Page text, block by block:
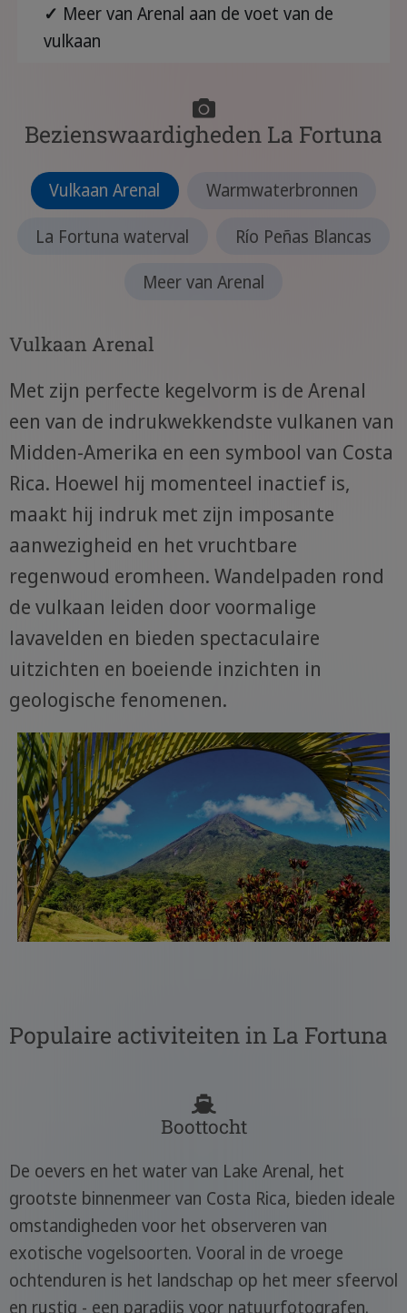
✓ Meer van Arenal aan de voet van de
vulkaan
Bezienswaardigheden La Fortuna
Vulkaan Arenal
Warmwaterbronnen
La Fortuna waterval
Río Peñas Blancas
Meer van Arenal
Vulkaan Arenal
Met zijn perfecte kegelvorm is de Arenal
een van de indrukwekkendste vulkanen van
Midden-Amerika en een symbool van Costa
Rica. Hoewel hij momenteel inactief is,
maakt hij indruk met zijn imposante
aanwezigheid en het vruchtbare
regenwoud eromheen. Wandelpaden rond
de vulkaan leiden door voormalige
lavavelden en bieden spectaculaire
uitzichten en boeiende inzichten in
geologische fenomenen.
Populaire activiteiten in La Fortuna
Boottocht
De oevers en het water van Lake Arenal, het
grootste binnenmeer van Costa Rica, bieden ideale
omstandigheden voor het observeren van
exotische vogelsoorten. Vooral in de vroege
ochtenduren is het landschap op het meer sfeervol
en rustig - een paradijs voor natuurfotografen.